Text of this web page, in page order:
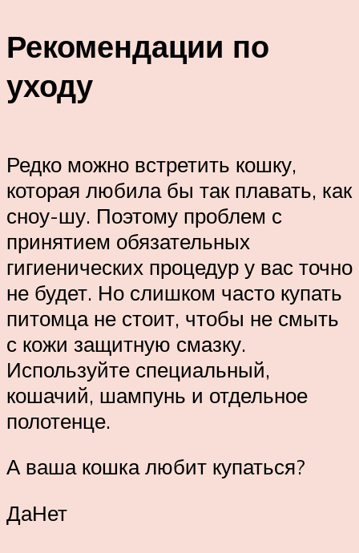
Рекомендации по
уходу
Редко можно встретить кошку,
которая любила бы так плавать, как
сноу-шу. Поэтому проблем с
принятием обязательных
гигиенических процедур у вас точно
не будет. Но слишком часто купать
питомца не стоит, чтобы не смыть
с кожи защитную смазку.
Используйте специальный,
кошачий, шампунь и отдельное
полотенце.
А ваша кошка любит купаться?
ДаНет